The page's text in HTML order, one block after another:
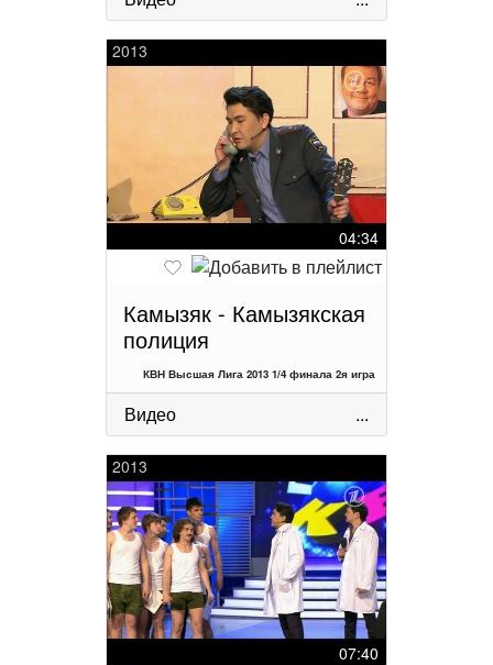
2013
04:34
Камызяк - Камызякская
полиция
КВН Высшая Лига 2013 1/4 финала 2я игра
Видео ...
2013
07:40